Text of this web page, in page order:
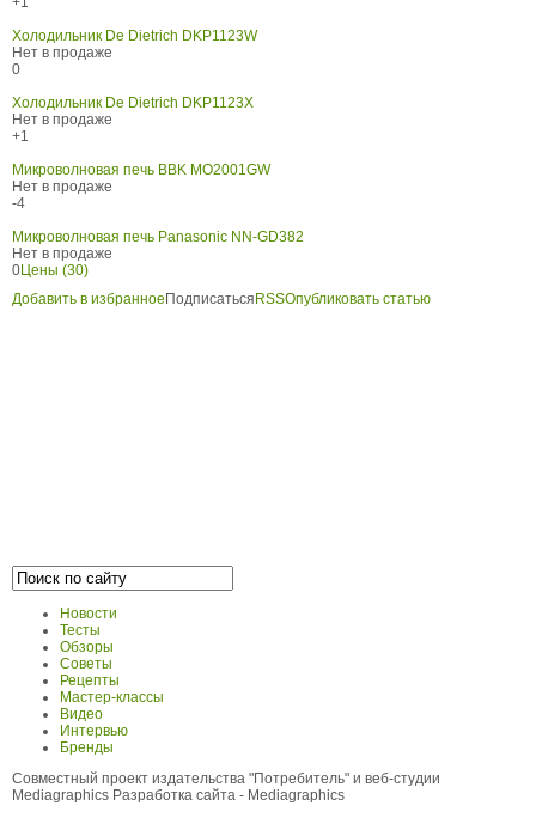
Холодильник De Dietrich DKP1123W
Нет в продаже
0
Холодильник De Dietrich DKP1123X
Нет в продаже
+1
Микроволновая печь BBK MO2001GW
Нет в продаже
-4
Микроволновая печь Panasonic NN-GD382
Нет в продаже
0Цены (30)
Добавить в избранное Подписаться RSSОпубликовать статью
Новости
Тесты
Обзоры
Советы
Рецепты
Мастер-классы
Видео
Интервью
Бренды
Совместный проект издательства "Потребитель" и веб-студии
Mediagraphics Разработка сайта - Mediagraphics